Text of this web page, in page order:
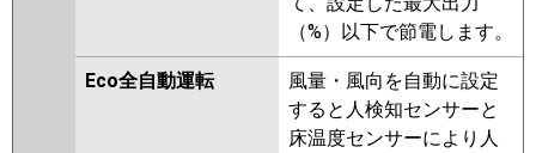
RCI-GP80RHN6 RCI-GP80RSH12
三菱重工 FDTV806H6SA
FDTV806H6SA-rak
FDTV806H6SA-airf
FDTV806H6SA-osj
RUSA08033MUB RUHA08031MU
RUHA08031XU RUEA08031MU
RUEA08031XU RUSA08033MU
RUSA08033XU RUEA08031M
RUEA08031X RUHA08031M
（%）以下で節電します。
Eco全自動運転
風量・風向を自動に設定
すると人検知センサーと
床温度センサーにより人